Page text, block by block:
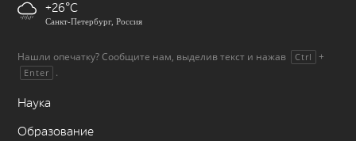
+26
Санкт-Петербург, Россия
Нашли опечатку? Сообщите нам, выделив текст и нажав Ctrl +
Enter .
Наука
Образование